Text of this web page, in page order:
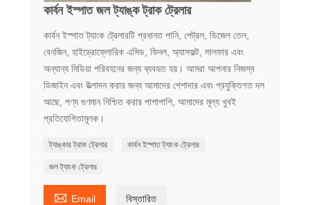
কার্বন ইস্পাত জল ট্যাঙ্ক ট্রাক ট্রেলার
কার্বন ইস্পাত ট্যাংক ট্রেলারটি প্রধানত পানি, পেট্রল, ডিজেল তেল,
বেনজিন, হাইড্রোফ্লোরিক এসিড, ফিনল, অ্যাসফল্ট, সালফার এবং
অন্যান্য মিডিয়া পরিবহনের জন্য ব্যবহৃত হয়। আমরা আপনার নিজস্ব
ডিজাইন এবং উত্পাদন করার জন্য আমাদের পেশাদার এবং প্রযুক্তিগত দল
আছে, পণ্য গুণমান নিশ্চিত করার পাশাপাশি, আমাদের মূল্য খুবই
প্রতিযোগিতামূলক।
ট্যাঙ্কার ট্রাক ট্রেলার কার্বন ইস্পাত ট্যাংক ট্রেলার
জল ট্যাংক ট্রেলার
 Email বিস্তারিত